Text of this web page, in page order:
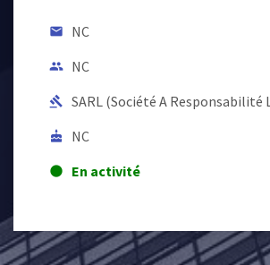
email NC
people NC
gavel SARL (Société A Responsabilité
cake NC
lens En activité